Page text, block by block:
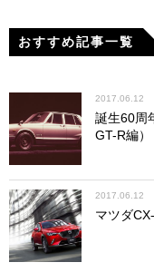
おすすめ記事一覧
2017.06.12
誕生60周
GT-R編）
2017.06.12
マツダ